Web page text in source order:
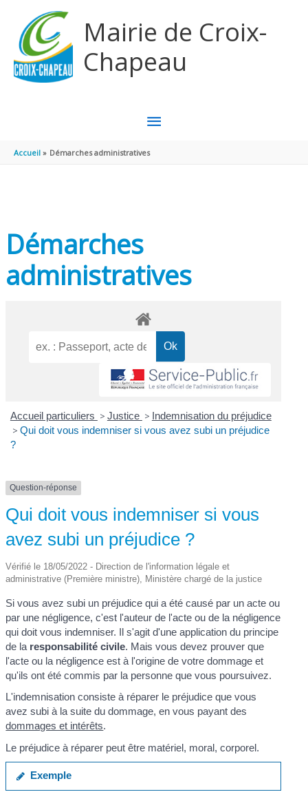
Mairie de Croix-
Chapeau
MENU
PRINCIPAL
Accueil Démarches administratives
Démarches
administratives
Accueil particuliers > Justice > Indemnisation du préjudice
> Qui doit vous indemniser si vous avez subi un préjudice
?
Question-réponse
Qui doit vous indemniser si vous
avez subi un préjudice ?
Vérifié le 18/05/2022 - Direction de l'information légale et
administrative (Première ministre), Ministère chargé de la justice
Si vous avez subi un préjudice qui a été causé par un acte ou
par une négligence, c'est l'auteur de l'acte ou de la négligence
qui doit vous indemniser. Il s'agit d'une application du principe
de la responsabilité civile. Mais vous devez prouver que
l'acte ou la négligence est à l'origine de votre dommage et
qu'ils ont été commis par la personne que vous poursuivez.
L'indemnisation consiste à réparer le préjudice que vous
avez subi à la suite du dommage, en vous payant des
dommages et intérêts.
Le préjudice à réparer peut être matériel, moral, corporel.
Exemple